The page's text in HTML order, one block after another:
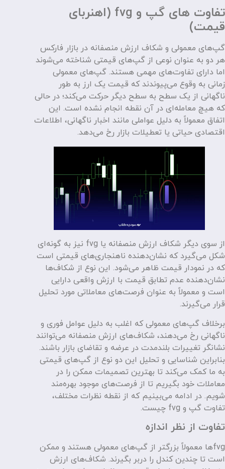
تفاوت های گپ و fvg (اهنربای
قیمت)
گپ‌های معمولی و شکاف ارزش منصفانه در بازار فارکس
هر دو به عنوان نوعی از گپ‌های قیمتی شناخته می‌شوند
اما دارای تفاوت‌های مهمی هستند. گپ‌های معمولی
زمانی به وقوع می‌پیوندند که قیمت یک ارز به طور
ناگهانی از یک سطح به سطح دیگر حرکت می‌کند؛ در حالی
که هیچ معامله‌ای در آن نقطه انجام نشده است. این
اتفاق معمولاً به دلیل عواملی مانند اخبار ناگهانی، اطلاعات
اقتصادی حیاتی یا تعطیلات بازار رخ می‌دهد.
از سوی دیگر شکاف ارزش منصفانه یا fvg نیز به گونه‌ای
شکل می‌گیرد که نشان‌دهنده ناهنجاری‌های قیمتی است
که در نمودار قیمت ظاهر می‌شود. این نوع از شکاف‌ها
نشان‌دهنده عدم تطابق قیمت با ارزش واقعی دارایی
است و معمولاً به عنوان فرصت‌های معاملاتی مورد تحلیل
قرار می‌گیرند.
برخلاف گپ‌های معمولی که اغلب به دلیل عوامل فوری و
ناگهانی رخ می‌دهند، شکاف‌های ارزش منصفانه می‌توانند
نشانگر تغییرات بلندمدت در عرضه و تقاضای بازار باشند.
بنابراین شناسایی و تحلیل این دو نوع از گپ‌های قیمتی
به ما کمک می‌کند تا بهترین تصمیمات ممکن را در
معاملات خود بگیریم تا از فرصت‌های موجود بهره‌مند
شویم. در ادامه می‌بینیم که از نقطه نظرات مختلف،
تفاوت گپ و fvg چیست.
تفاوت از نظر اندازه
fvgها معمولاً بزرگتر از گپ‌های معمولی هستند و ممکن
است تا چندین کندل را دربر بگیرند. شکاف‌های ارزش